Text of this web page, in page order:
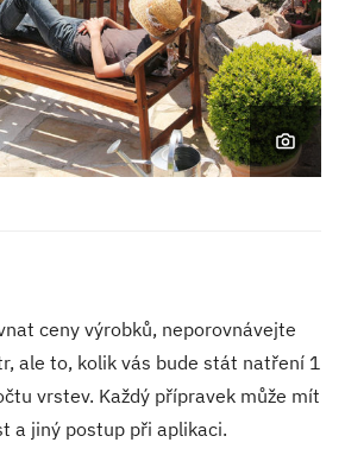
ceny výrobků, neporovnávejte
ale to, kolik vás bude stát natření 1
vrstev. Každý přípravek může mít
a jiný postup při aplikaci.